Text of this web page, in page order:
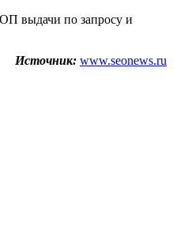
выдачи по запросу и
Источник: www.seonews.ru